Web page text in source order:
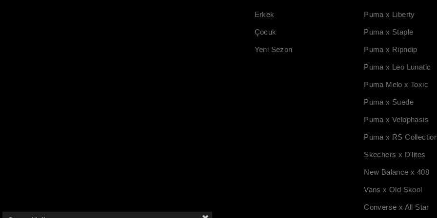
Erkek
Çocuk
Yeni Sezon
Puma x Liberty
Puma x Staple
Puma x Ripndip
Puma x Leo Lunatic
Puma Melo x Toxic
Puma x Suede
Puma x Velophasis
Puma x RS
Skechers x D'lites
New Balance x 408
Vans x Old Skool
Converse x All Star